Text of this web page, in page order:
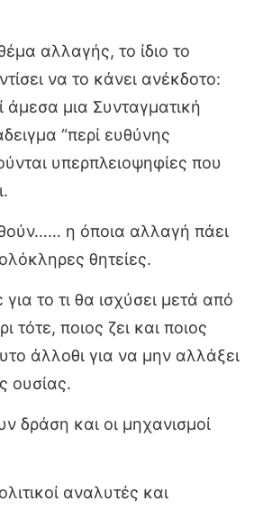
αλλαγής, το ίδιο το
να το κάνει ανέκδοτο:
άμεσα μια Συνταγματική
“περί ευθύνης
υπερπλειοψηφίες που
η όποια αλλαγή πάει
θητείες.
το τι θα ισχύσει μετά από
τότε, ποιος ζει και ποιος
άλλοθι για να μην αλλάξει
ουσίας.
δράση και οι μηχανισμοί
αναλυτές και